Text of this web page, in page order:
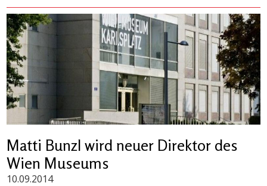
Matti Bunzl wird neuer Direktor des
Wien Museums
10.09.2014